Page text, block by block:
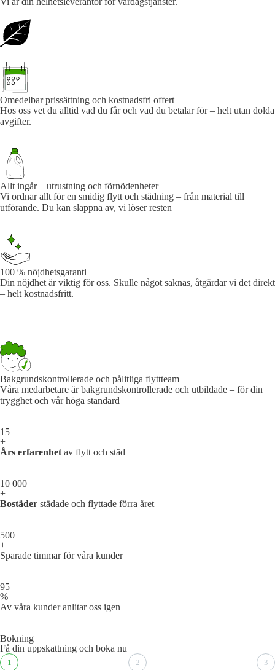
Omedelbar prissättning och kostnadsfri offert
Hos oss vet du alltid vad du får och vad du betalar för – helt utan dolda
avgifter.
Allt ingår – utrustning och förnödenheter
Vi ordnar allt för en smidig flytt och städning – från material till
utförande. Du kan slappna av, vi löser resten
100 % nöjdhetsgaranti
Din nöjdhet är viktig för oss. Skulle något saknas, åtgärdar vi det direkt
– helt kostnadsfritt.
Bakgrundskontrollerade och pålitliga flyttteam
Våra medarbetare är bakgrundskontrollerade och utbildade – för din
trygghet och vår höga standard
15
+
Års erfarenhet av flytt och städ
10 000
+
Bostäder städade och flyttade förra året
500
+
Sparade timmar för våra kunder
95
%
Av våra kunder anlitar oss igen
Bokning
Få din uppskattning och boka nu
1 2 3